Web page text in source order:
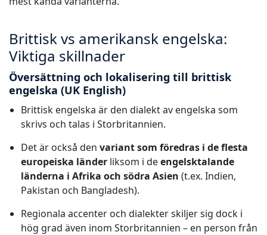
Brittisk vs amerikansk engelska:
Viktiga skillnader
Översättning och lokalisering till brittisk
engelska (UK English)
Brittisk engelska är den dialekt av engelska som
skrivs och talas i Storbritannien.
Det är också den variant som föredras i de flesta
europeiska länder liksom i deengelsktalande
länderna i Afrika och södra Asien (t.ex. Indien,
Pakistan och Bangladesh).
Regionala accenter och dialekter skiljer sig dock i
hög grad även inom Storbritannien – en person från